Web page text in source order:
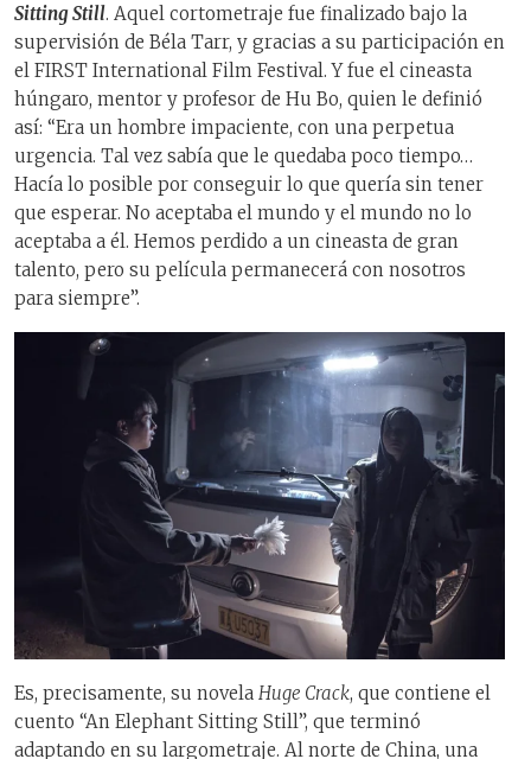
Sitting Still. Aquel cortometraje fue finalizado bajo la
supervisión de Béla Tarr, y gracias a su participación en
el FIRST International Film Festival. Y fue el cineasta
húngaro, mentor y profesor de Hu Bo, quien le definió
así: “Era un hombre impaciente, con una perpetua
urgencia. Tal vez sabía que le quedaba poco tiempo…
Hacía lo posible por conseguir lo que quería sin tener
que esperar. No aceptaba el mundo y el mundo no lo
aceptaba a él. Hemos perdido a un cineasta de gran
talento, pero su película permanecerá con nosotros
para siempre”.
Es, precisamente, su novela Huge Crack, que contiene el
cuento “An Elephant Sitting Still”, que terminó
adaptando en su largometraje. Al norte de China, una